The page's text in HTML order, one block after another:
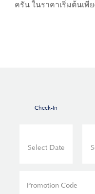
ครัน ในราคาเริ่มต้นเพี
Check-In